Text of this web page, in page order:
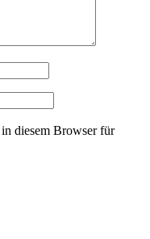
diesem Browser für